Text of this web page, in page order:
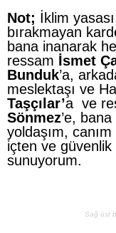
Not; İklim
bırakmayan
bana inanarak
ressam İsmet
Bunduk’a,
meslektaşı ve
Taşçılar’a ve
Sönmez’e,
yoldaşım,
içten ve
sunuyorum.
Sağ üst